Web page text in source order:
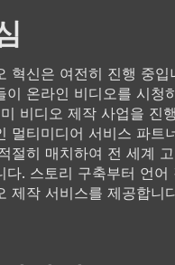
혁신은 여전히 진행 중입
이 온라인 비디오를 시청
비디오 제작 사업을 진
멀티미디어 서비스 파
절히 매치하여 전 세계
다. 스토리 구축부터 언
제작 서비스를 제공합니